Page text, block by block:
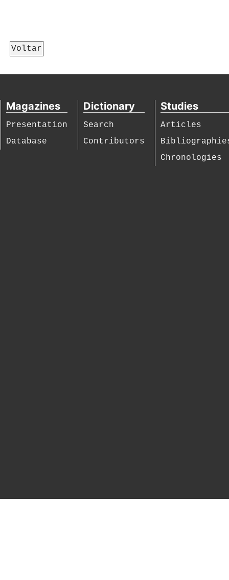
Voltar
Magazines
Presentation
Database
Dictionary
Search
Contributors
Studies
Articles
Chronologies